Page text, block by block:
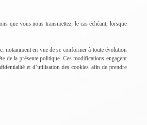
que vous nous transmettez, le cas échéant, lorsque
notamment en vue de se conformer à toute évolution
de la présente politique. Ces modifications engagent
et d’utilisation des cookies afin de prendre